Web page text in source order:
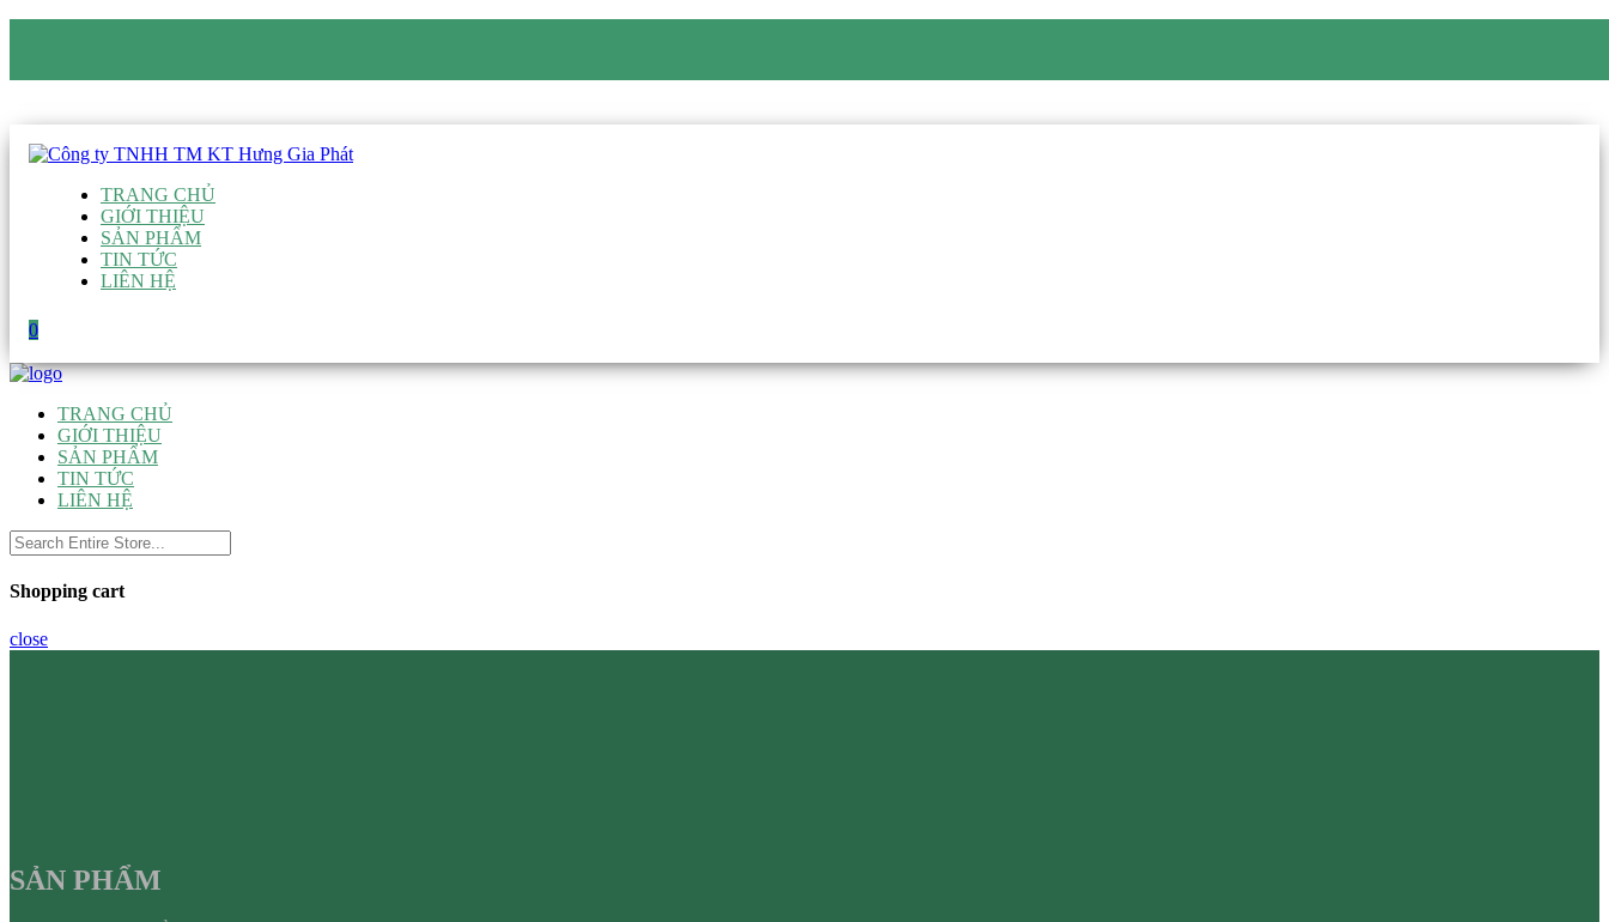
TRANG CHỦ
GIỚI THIỆU
SẢN PHẨM
TIN TỨC
LIÊN HỆ
0
TRANG CHỦ
GIỚI THIỆU
SẢN PHẨM
TIN TỨC
LIÊN HỆ
Shopping cart
close
SẢN PHẨM